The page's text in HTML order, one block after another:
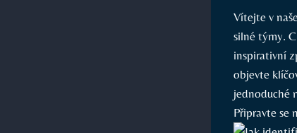
Vítejte ⁤v
silné týmy.⁤
inspirativní
objevte
jednoduché
Připravte se